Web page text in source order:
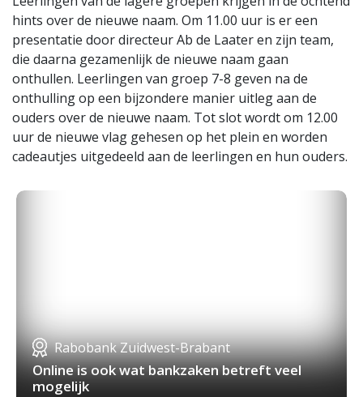
hints over de nieuwe naam. Om 11.00 uur is er een
presentatie door directeur Ab de Laater en zijn team,
die daarna gezamenlijk de nieuwe naam gaan
onthullen. Leerlingen van groep 7-8 geven na de
onthulling op een bijzondere manier uitleg aan de
ouders over de nieuwe naam. Tot slot wordt om 12.00
uur de nieuwe vlag gehesen op het plein en worden
cadeautjes uitgedeeld aan de leerlingen en hun ouders.
Rabobank Zuidwest-Brabant
Online is ook wat bankzaken betreft veel
mogelijk